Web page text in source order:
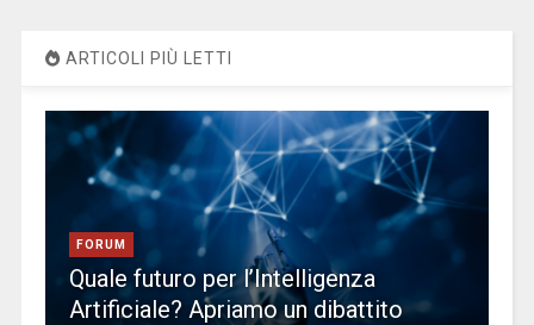
ARTICOLI PIÙ LETTI
FORUM
Quale futuro per l’Intelligenza
Artificiale? Apriamo un dibattito